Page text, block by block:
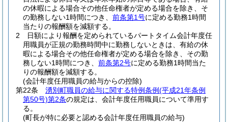
の休暇による場合その他任命権者が定める場合を除き、そ
の勤務しない1時間につき、 前条第1号に定める勤務1時間
当たりの報酬額を減額する。
2
日額により報酬を定められているパートタイム会計年度任
用職員が正規の勤務時間中に勤務しないときは、有給の休
暇による場合その他任命権者が定める場合を除き、その勤
務しない1時間につき、 前条第2号に定める勤務1時間当た
りの報酬額を減額する。
(会計年度任用職員の給与からの控除)
第22条
湧別町職員の給与に関する特例条例(平成21年条例
第50号)第2条の規定は、会計年度任用職員について準用す
る。
(町長が特に必要と認める会計年度任用職員の給与)